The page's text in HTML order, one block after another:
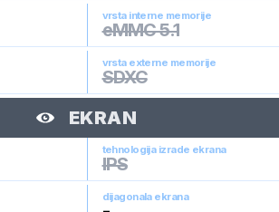
vrsta interne memorije
eMMC 5.1
vrsta externe memorije
SDXC
EKRAN
tehnologija izrade ekrana
IPS
dijagonala ekrana